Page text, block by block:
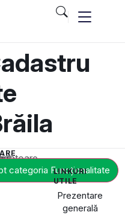
categoria Funcționalitate
LINKURI
UTILE
Prezentare
generală